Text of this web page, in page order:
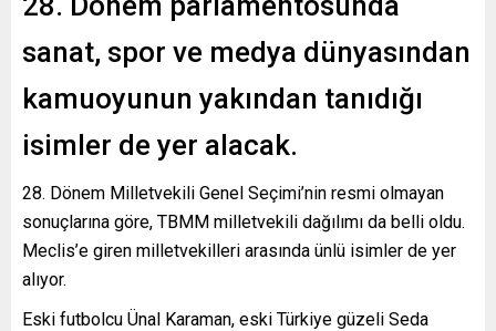
sanat, spor ve medya dünyasından
kamuoyunun yakından tanıdığı
isimler de yer alacak.
28. Dönem Milletvekili Genel Seçimi’nin resmi olmayan
sonuçlarına göre, TBMM milletvekili dağılımı da belli oldu.
Meclis’e giren milletvekilleri arasında ünlü isimler de yer
alıyor.
Eski futbolcu Ünal Karaman, eski Türkiye güzeli Seda